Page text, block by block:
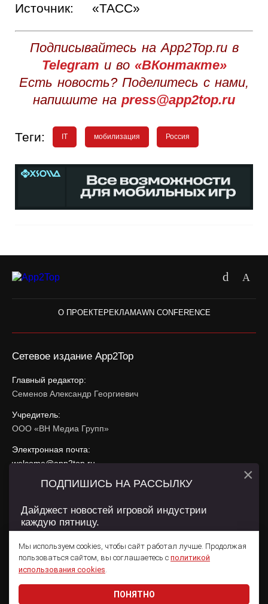
Источник: «ТАСС»
Подписывайтесь на App2Top.ru в
Telegram и во «ВКонтакте»
Есть новость? Поделитесь с нами,
напишите на press@app2top.ru
Теги: IT мобилизация Россия
О ПРОЕКТЕРЕКЛАМАWN CONFERENCE
Сетевое издание App2Top
Главный редактор:
Семенов Александр Георгиевич
Учредитель:
ООО «ВН Медиа Групп»
Электронная почта:
welcome@app2top.ru
При использовании материалов активная ссылка на
Сайт использует IP адреса, cookie, данные геолокации
использования содержатся вПолитике конфиденциальностии
Пользовательском соглашении .
Мы используем cookies, чтобы сайт работал лучше. Продолжая
пользоваться сайтом, вы соглашаетесь с политикой
использования cookies.
ПОНЯТНО
ПОДПИШИСЬ НА РАССЫЛКУ
Дайджест новостей игровой индустрии
каждую пятницу.
Даю согласие на обработкуперсональных данных
×